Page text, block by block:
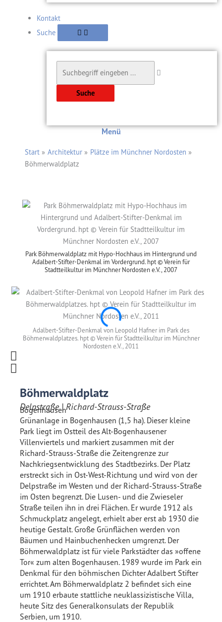
Kontakt
Suche
Suche
Menü
Start Architektur
Plätze im Münchner Nordosten
Böhmerwaldplatz
Park Böhmerwaldplatz mit Hypo-Hochhaus im Hintergrund und
Adalbert-Stifter-Denkmal im Vordergrund. hpt © Verein für
Stadtteilkultur im Münchner Nordosten e.V., 2007
Adalbert-Stifter-Denkmal von Leopold Hafner im Park des
Böhmerwaldplatzes. hpt © Verein für Stadtteilkultur im Münchner
Nordosten e.V., 2011
Böhmerwaldplatz
Delpstraße | Richard-Strauss-Straße
Bogenhausen
Grünanlage in Bogenhausen (1,5 ha). Dieser kleine
Park liegt im Ostteil des Alt-Bogenhausener
Villenviertels und markiert zusammen mit der
Richard-Strauss-Straße die Zeitengrenze zur
Nachkriegsentwicklung des Stadtbezirks. Der Platz
erstreckt sich in Ost-West-Richtung und wird von der
Delpstraße im Westen und der Richard-Strauss-Straße
im Osten begrenzt. Die Lusen- und die Zwieseler
Straße teilen ihn in drei Flächen. Er wurde 1912 als
Schmuckplatz angelegt, erhielt aber erst ab 1930 die
heutige Gestalt. Große Grünflächen werden von
Bäumen und Hainbuchenhecken umgrenzt. Der
Böhmerwaldplatz ist für viele Parkstädter das »offene
Tor« zum alten Bogenhausen. 1989 wurde im Park ein
Denkmal für den böhmischen Dichter Adalbert Stifter
errichtet. Am Böhmerwaldplatz 2 befindet sich eine
um 1910 erbaute stattliche neuklassizistische Villa,
heute Sitz des Generalkonsulats der Republik
Serbien, um 1910.